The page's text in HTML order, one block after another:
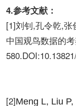
4.参考文献：
[1]刘钊,孔令乾,
中国观鸟数据的
[2]Meng L, Liu